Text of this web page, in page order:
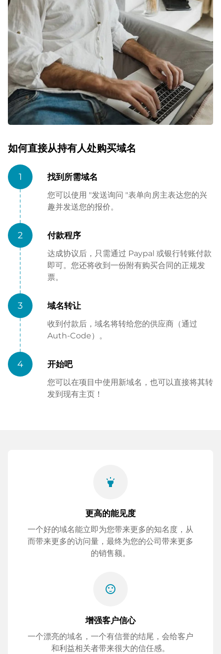
如何直接从持有人处购买域名
1 找到所需域名
您可以使用 "发送询问 "表单向房主表达您的兴
趣并发送您的报价。
2 付款程序
达成协议后，只需通过 Paypal 或银行转账付款
即可。您还将收到一份附有购买合同的正规发
票。
3 域名转让
收到付款后，域名将转给您的供应商（通过
Auth-Code）。
4 开始吧
您可以在项目中使用新域名，也可以直接将其转
发到现有主页！
highlight
更高的能见度
一个好的域名能立即为您带来更多的知名度，从
而带来更多的访问量，最终为您的公司带来更多
的销售额。
sentiment_satisfied
增强客户信心
一个漂亮的域名，一个有信誉的结尾，会给客户
和利益相关者带来很大的信任感。